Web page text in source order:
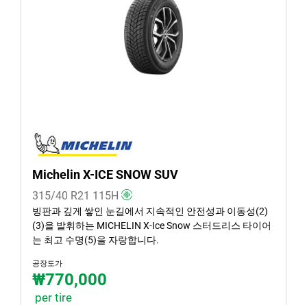
모든 유형 (5)
소형 화물차 van (0)
EV (0)
런플랫 타이어일 경우, 선택하세요
Michelin X-ICE SNOW SUV
315/40 R21 115H
빙판과 깊게 쌓인 눈길에서 지속적인 안전성과 이동성(2)
(3)을 발휘하는 MICHELIN X-Ice Snow 스터드리스 타이어
는 최고 수명(5)을 자랑합니다.
공장도가
₩770,000
per tire